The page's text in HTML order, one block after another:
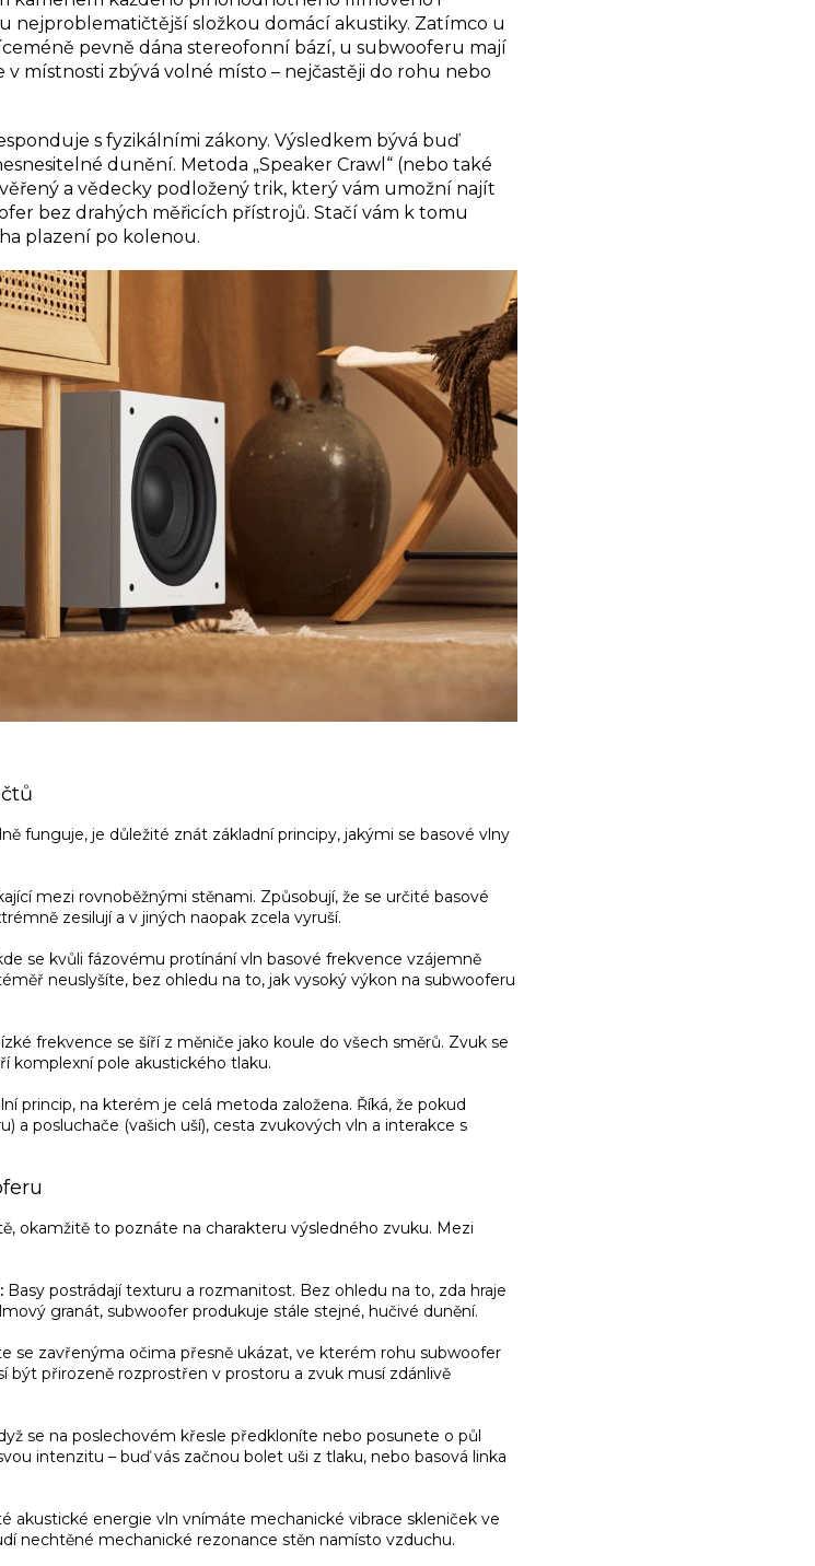
nejproblematičtější složkou domácí akustiky. Zatímco u
pevně dána stereofonní bází, u subwooferu mají
místnosti zbývá volné místo – nejčastěji do rohu nebo
s fyzikálními zákony. Výsledkem bývá buď
dunění. Metoda „Speaker Crawl“ (nebo také
a vědecky podložený trik, který vám umožní najít
bez drahých měřicích přístrojů. Stačí vám k tomu
plazení po kolenou.
funguje, je důležité znát základní principy, jakými se basové vlny
mezi rovnoběžnými stěnami. Způsobují, že se určité basové
zesilují a v jiných naopak zcela vyruší.
se kvůli fázovému protínání vln basové frekvence vzájemně
neuslyšíte, bez ohledu na to, jak vysoký výkon na subwooferu
frekvence se šíří z měniče jako koule do všech směrů. Zvuk se
komplexní pole akustického tlaku.
princip, na kterém je celá metoda založena. Říká, že pokud
a posluchače (vašich uší), cesta zvukových vln a interakce s
okamžitě to poznáte na charakteru výsledného zvuku. Mezi
Basy postrádají texturu a rozmanitost. Bez ohledu na to, zda hraje
granát, subwoofer produkuje stále stejné, hučivé dunění.
se zavřenýma očima přesně ukázat, ve kterém rohu subwoofer
být přirozeně rozprostřen v prostoru a zvuk musí zdánlivě
se na poslechovém křesle předkloníte nebo posunete o půl
intenzitu – buď vás začnou bolet uši z tlaku, nebo basová linka
akustické energie vln vnímáte mechanické vibrace skleniček ve
nechtěné mechanické rezonance stěn namísto vzduchu.